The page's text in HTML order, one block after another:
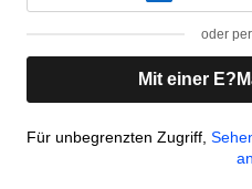
oder
Mit einer
Für unbegrenzten Zugriff,
an.